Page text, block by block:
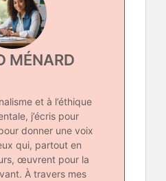
MÉNARD
et à l’éthique
j’écris pour
donner une voix
qui, partout en
œuvrent pour la
À travers mes